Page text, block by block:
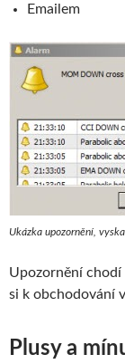
Emailem
Ukázka upozornění,
Upozornění
si k obchodování
Plusy a